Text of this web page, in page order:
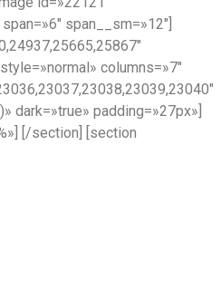
span__sm=»12″]
columns=»7″
dark=»true» padding=»27px»]
[/section] [section